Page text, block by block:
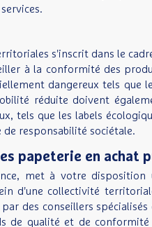
s'inscrit dans le
à la conformité des
dangereux tels que
réduite doivent
tels que les labels
de responsabilité sociétale.
papeterie en achat
met à votre
d'une collectivité
des conseillers
de qualité et de